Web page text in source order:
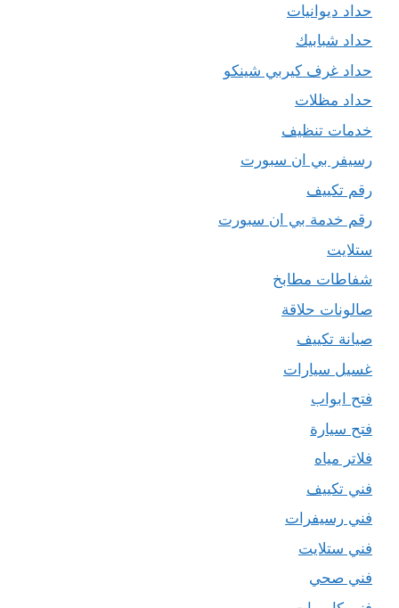
حداد ديوانيات
حداد شبابيك
حداد غرف كيربي شينكو
حداد مظلات
خدمات تنظيف
رسيفر بي ان سبورت
رقم تكييف
رقم خدمة بي ان سبورت
ستلايت
شفاطات مطابخ
صالونات حلاقة
صيانة تكييف
غسيل سيارات
فتح ابواب
فتح سيارة
فلاتر مياه
فني تكييف
فني رسيفرات
فني ستلايت
فني صحي